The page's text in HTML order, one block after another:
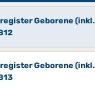
Geborene (inkl.
Geborene (inkl.